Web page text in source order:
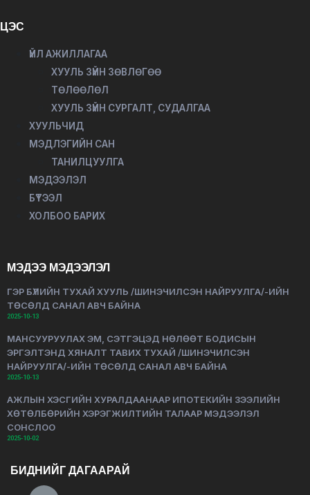
ЦЭС
ҮЙЛ АЖИЛЛАГАА
ХУУЛЬ ЗҮЙН ЗӨВЛӨГӨӨ
ТӨЛӨӨЛӨЛ
ХУУЛЬ ЗҮЙН СУРГАЛТ, СУДАЛГАА
ХУУЛЬЧИД
МЭДЛЭГИЙН САН
ТАНИЛЦУУЛГА
МЭДЭЭЛЭЛ
БҮТЭЭЛ
ХОЛБОО БАРИХ
МЭДЭЭ МЭДЭЭЛЭЛ
ГЭР БҮЛИЙН ТУХАЙ ХУУЛЬ /ШИНЭЧИЛСЭН НАЙРУУЛГА/-ИЙН
ТӨСӨЛД САНАЛ АВЧ БАЙНА
2025-10-13
МАНСУУРУУЛАХ ЭМ, СЭТГЭЦЭД НӨЛӨӨТ БОДИСЫН
ЭРГЭЛТЭНД ХЯНАЛТ ТАВИХ ТУХАЙ /ШИНЭЧИЛСЭН
НАЙРУУЛГА/-ИЙН ТӨСӨЛД САНАЛ АВЧ БАЙНА
2025-10-13
АЖЛЫН ХЭСГИЙН ХУРАЛДААНААР ИПОТЕКИЙН ЗЭЭЛИЙН
ХӨТӨЛБӨРИЙН ХЭРЭГЖИЛТИЙН ТАЛААР МЭДЭЭЛЭЛ
СОНСЛОО
2025-10-02
БИДНИЙГ ДАГААРАЙ